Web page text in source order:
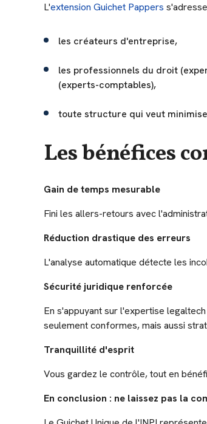
L'extension Guichet Pappers
les créateurs d'entreprise,
les professionnels du droit
(experts-comptables),
toute structure qui veut
Les bénéfices
Gain de temps mesurable
Fini les allers-retours avec
Réduction drastique des erreurs
L'analyse automatique détecte les
Sécurité juridique renforcée
En s'appuyant sur l'expertise
seulement conformes, mais aussi
Tranquillité d'esprit
Vous gardez le contrôle, tout en
En conclusion : ne laissez pas la